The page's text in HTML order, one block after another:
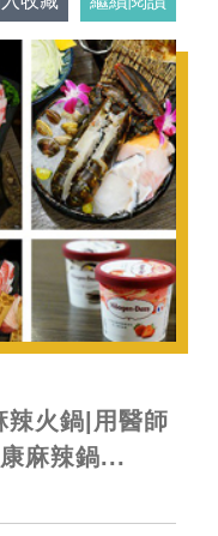
辣火鍋|用醫師
麻辣鍋...